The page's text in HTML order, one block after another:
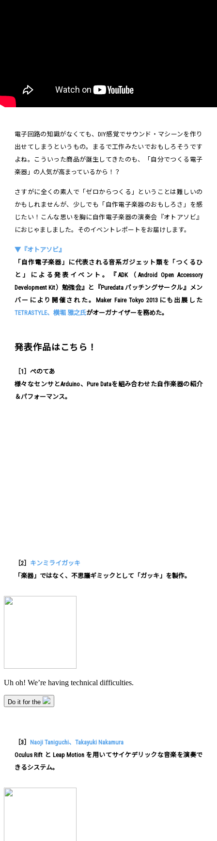
電子回路の知識がなくても、DIY感覚でサウンド・マシーンを作り
出せてしまうというもの。まるで工作みたいでおもしろそうです
よね。こういった商品が誕生してきたのも、「自分でつくる電子
楽器」の人気が高まっているから！？
さすがに全くの素人で「ゼロからつくる」ということは難しいの
かもしれませんが、少しでも「自作電子楽器のおもしろさ」を感
じたい！こんな思いを胸に自作電子楽器の演奏会『オトアソビ』
におじゃましました。そのイベントレポートをお届けします。
▼『オトアソビ』
「自作電子楽器」に代表される音系ガジェット類を「つくるひ
と」による発表イベント。『ADK（Android Open Accessory
Development Kit）勉強会』と『Puredata パッチングサークル』メン
バーにより開催された。Maker Faire Tokyo 2013にも出展した
TETRASTYLE、横堀 雅之氏がオーガナイザーを務めた。
発表作品はこちら！
［1］ぺのてあ
様々なセンサとArduino、Pure Dataを組み合わせた自作楽器の紹介
＆パフォーマンス。
［2］ キンミライガッキ
「楽器」ではなく、不思議ギミックとして「ガッキ」を製作。
［3］ Naoji Taniguchi、Takayuki Nakamura
Oculus Rift と Leap Motion を用いてサイケデリックな音楽を演奏で
きるシステム。